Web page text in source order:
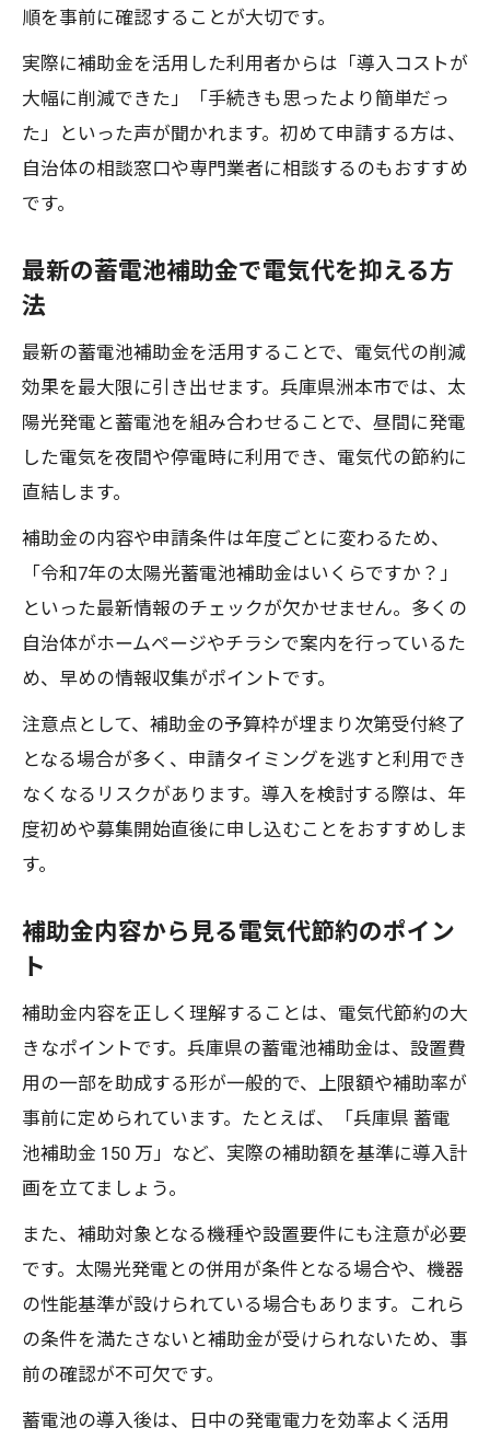
順を事前に確認することが大切です。
実際に補助金を活用した利用者からは「導入コストが
大幅に削減できた」「手続きも思ったより簡単だっ
た」といった声が聞かれます。初めて申請する方は、
自治体の相談窓口や専門業者に相談するのもおすすめ
です。
最新の蓄電池補助金で電気代を抑える方
法
最新の蓄電池補助金を活用することで、電気代の削減
効果を最大限に引き出せます。兵庫県洲本市では、太
陽光発電と蓄電池を組み合わせることで、昼間に発電
した電気を夜間や停電時に利用でき、電気代の節約に
直結します。
補助金の内容や申請条件は年度ごとに変わるため、
「令和7年の太陽光蓄電池補助金はいくらですか？」
といった最新情報のチェックが欠かせません。多くの
自治体がホームページやチラシで案内を行っているた
め、早めの情報収集がポイントです。
注意点として、補助金の予算枠が埋まり次第受付終了
となる場合が多く、申請タイミングを逃すと利用でき
なくなるリスクがあります。導入を検討する際は、年
度初めや募集開始直後に申し込むことをおすすめしま
す。
補助金内容から見る電気代節約のポイン
ト
補助金内容を正しく理解することは、電気代節約の大
きなポイントです。兵庫県の蓄電池補助金は、設置費
用の一部を助成する形が一般的で、上限額や補助率が
事前に定められています。たとえば、「兵庫県 蓄電
池補助金 150 万」など、実際の補助額を基準に導入計
画を立てましょう。
また、補助対象となる機種や設置要件にも注意が必要
です。太陽光発電との併用が条件となる場合や、機器
の性能基準が設けられている場合もあります。これら
の条件を満たさないと補助金が受けられないため、事
前の確認が不可欠です。
蓄電池の導入後は、日中の発電電力を効率よく活用